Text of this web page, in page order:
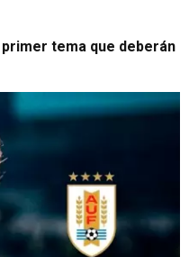
tema que deberán